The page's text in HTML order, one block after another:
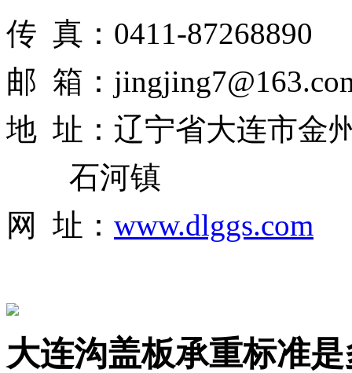
传 真：0411-87268890
邮 箱：
地 址：辽宁省大连市金
石河镇
网 址： www.dlggs.com
大连沟盖板承重标准